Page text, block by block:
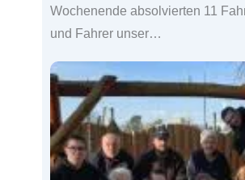
Wochenende absolvierten 11
und Fahrer unser…